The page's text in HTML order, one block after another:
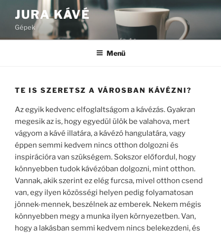
Tartalomhoz
JURA KÁVÉ
Gépek
Menü
TE IS SZERETSZ A VÁROSBAN KÁVÉZNI?
Az egyik kedvenc elfoglaltságom a kávézás. Gyakran
megesik az is, hogy egyedül ülök be valahova, mert
vágyom a kávé illatára, a kávézó hangulatára, vagy
éppen semmi kedvem nincs otthon dolgozni és
inspirációra van szükségem. Sokszor előfordul, hogy
könnyebben tudok kávézóban dolgozni, mint otthon.
Vannak, akik szerint ez elég furcsa, mivel otthon csend
van, egy ilyen közösségi helyen pedig folyamatosan
jönnek-mennek, beszélnek az emberek. Nekem mégis
könnyebben megy a munka ilyen környezetben. Van,
hogy a lakásban semmi kedvem nincs belekezdeni, és